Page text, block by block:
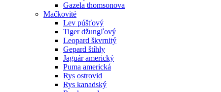
Gazela thomsonova
Mačkovité
Lev púšťový
Tiger džungľový
Leopard škvrnitý
Gepard štíhly
Jaguár americký
Puma americká
Rys ostrovid
Rys kanadský